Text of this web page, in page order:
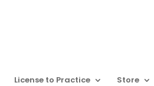
License to Practice Store